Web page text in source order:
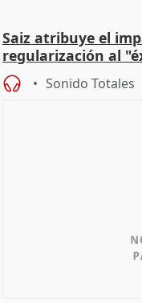
Saiz atribuye el
regularización al
Sonido Totales